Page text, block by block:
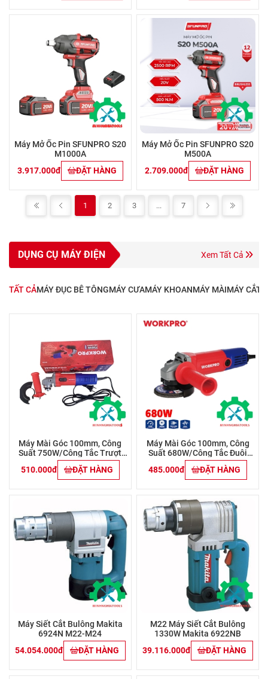
Máy Mở Ốc Pin SFUNPRO S20
M1000A
3.917.000đ
ĐẶT HÀNG
Máy Mở Ốc Pin SFUNPRO S20
M500A
2.709.000đ
ĐẶT HÀNG
1 2 3 ... 7
DỤNG CỤ MÁY ĐIỆN Xem Tất Cả
TẤT CẢMÁY ĐỤC BÊ TÔNGMÁY CƯAMÁY KHOANMÁY MÀIMÁY CẮT
Máy Mài Góc 100mm, Công
Suất 750W/Công Tắc Trượt
Workpro - WP472022
510.000đ ĐẶT HÀNG
Máy Mài Góc 100mm, Công
Suất 680W/Công Tắc Đuôi
Workpro - WP472021
485.000đ ĐẶT HÀNG
Máy Siết Cắt Bulông Makita
6924N M22-M24
54.054.000đ
ĐẶT HÀNG
M22 Máy Siết Cắt Bulông
1330W Makita 6922NB
39.116.000đ
ĐẶT HÀNG